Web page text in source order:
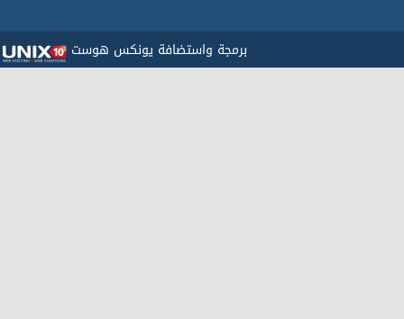
برمجة واستضافة يونكس هوست